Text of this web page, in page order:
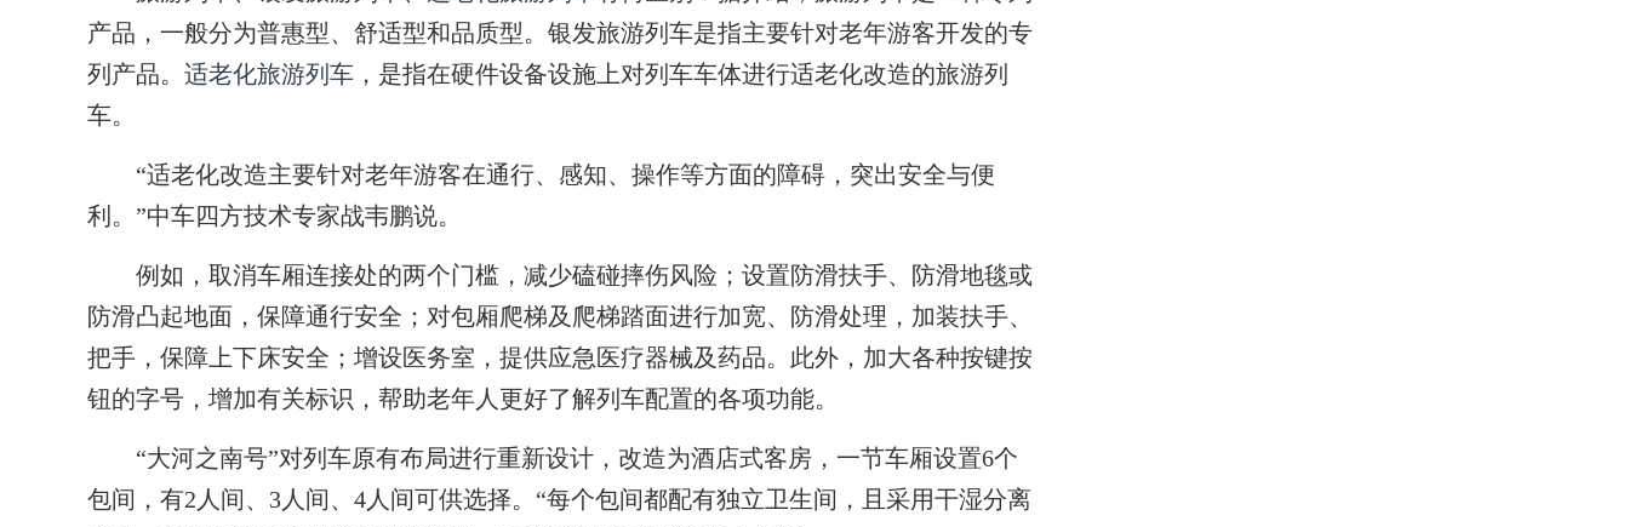
产品，一般分为普惠型、舒适型和品质型。银发旅游列车是指主要针对老年游客开发的专
列产品。 适老化旅游列车 ，是指在硬件设备设施上对列车车体进行适老化改造的旅游列
车。
“适老化改造主要针对老年游客在通行、感知、操作等方面的障碍，突出安全与便
利。”中车四方技术专家战韦鹏说。
例如，取消车厢连接处的两个门槛，减少磕碰摔伤风险；设置防滑扶手、防滑地毯或
防滑凸起地面，保障通行安全；对包厢爬梯及爬梯踏面进行加宽、防滑处理，加装扶手、
把手，保障上下床安全；增设医务室，提供应急医疗器械及药品。此外，加大各种按键按
钮的字号，增加有关标识，帮助老年人更好了解列车配置的各项功能。
“大河之南号”对列车原有布局进行重新设计，改造为酒店式客房，一节车厢设置6个
包间，有2人间、3人间、4人间可供选择。“每个包间都配有独立卫生间，且采用干湿分离